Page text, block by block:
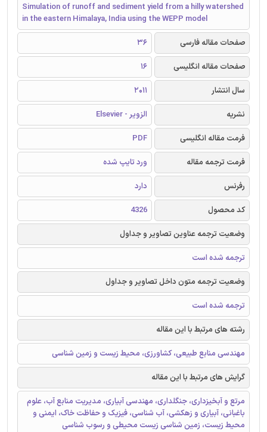
Simulation of runoff and sediment yield from a hilly watershed
in the eastern Himalaya, India using the WEPP model
صفحات مقاله فارسی
36
صفحات مقاله انگلیسی
16
سال انتشار
2011
نشریه
الزویر - Elsevier
فرمت مقاله انگلیسی
PDF
فرمت ترجمه مقاله
ورد تایپ شده
رفرنس
دارد
کد محصول
4326
وضعیت ترجمه عناوین تصاویر و جداول
ترجمه شده است
وضعیت ترجمه متون داخل تصاویر و جداول
ترجمه شده است
رشته های مرتبط با این مقاله
مهندسی منابع طبیعی، کشاورزی، محیط زیست و زمین شناسی
گرایش های مرتبط با این مقاله
مرتع و آبخیزداری، جنگلداری، مهندسی آبیاری، مدیریت منابع آب، علوم
باغبانی، آبیاری و زهکشی، آب شناسی، فیزیک و حفاظت خاک، ایمنی و
محیط زیست، زمین شناسی زیست محیطی و رسوب شناسی